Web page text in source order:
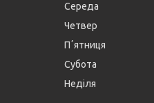
Середа
Четвер
Пʼятниця
Субота
Неділя